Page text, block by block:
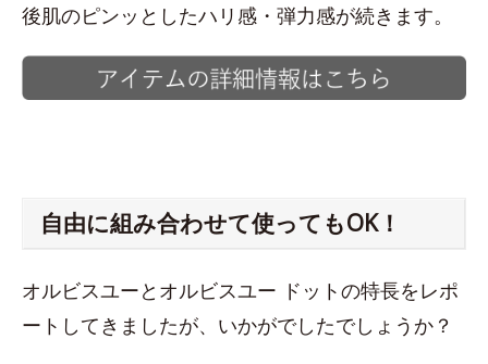
後肌のピンッとしたハリ感・弾力感が続きます。
自由に組み合わせて使ってもOK！
オルビスユーとオルビスユー ドットの特長をレポ
ートしてきましたが、いかがでしたでしょうか？